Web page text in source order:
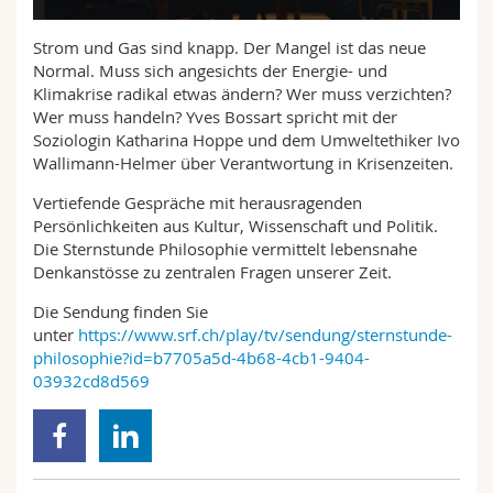
Math.-Nat. und Med. Fak.
Interfakultär
Mitarbeitende
Doktorierende
Webmail
Vorlesungsverzeichnis
MyUnifr
Strom und Gas sind knapp. Der Mangel ist das neue
Normal. Muss sich angesichts der Energie- und
Klimakrise radikal etwas ändern? Wer muss verzichten?
Wer muss handeln? Yves Bossart spricht mit der
Soziologin Katharina Hoppe und dem Umweltethiker Ivo
Wallimann-Helmer über Verantwortung in Krisenzeiten.
Vertiefende Gespräche mit herausragenden
Persönlichkeiten aus Kultur, Wissenschaft und Politik.
Die Sternstunde Philosophie vermittelt lebensnahe
Denkanstösse zu zentralen Fragen unserer Zeit.
Die Sendung finden Sie
unter https://www.srf.ch/play/tv/sendung/sternstunde-
philosophie?id=b7705a5d-4b68-4cb1-9404-
03932cd8d569